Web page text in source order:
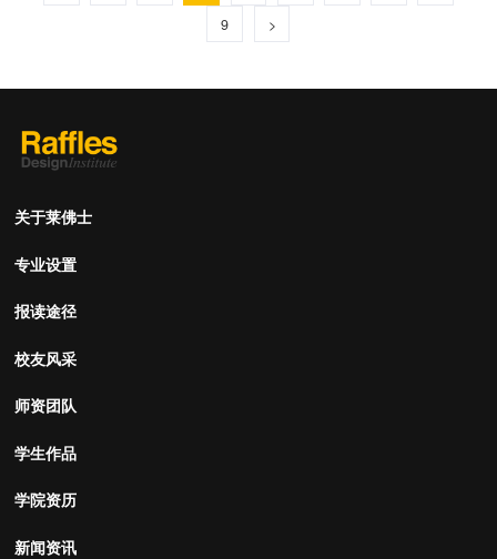
9
>
关于莱佛士
专业设置
报读途径
校友风采
师资团队
学生作品
学院资历
新闻资讯